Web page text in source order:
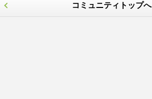
コミュニティトップへ